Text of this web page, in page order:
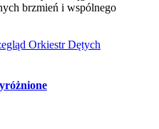
brzmień i wspólnego
Orkiestr Dętych